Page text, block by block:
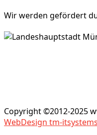
Wir werden gefördert
Copyright ©2012-2025
WebDesign tm-